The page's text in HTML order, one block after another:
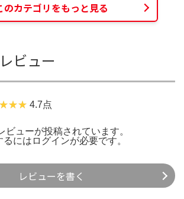
のカテゴリをもっと見る
ビュー
4.7点
ビューが投稿されています。
るには ログインが必要です。
レビューを書く